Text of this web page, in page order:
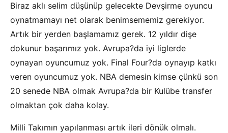
Biraz aklı selim düşünüp gelecekte Devşirme oyuncu
oynatmamayı net olarak benimsememiz gerekiyor.
Artık bir yerden başlamamız gerek. 12 yıldır dişe
dokunur başarımız yok. Avrupa?da iyi liglerde
oynayan oyuncumuz yok. Final Four?da oynayıp katkı
veren oyuncumuz yok. NBA demesin kimse çünkü son
20 senede NBA olmak Avrupa?da bir Kulübe transfer
olmaktan çok daha kolay.
Milli Takımın yapılanması artık ileri dönük olmalı.